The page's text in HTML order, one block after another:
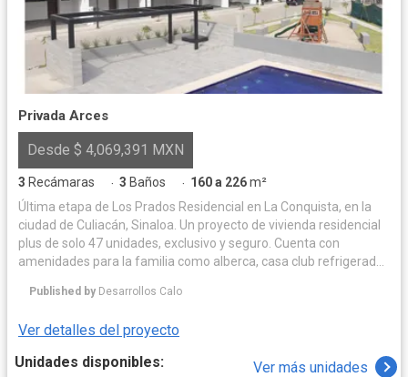
Privada Arces
Desde $ 4,069,391 MXN
3 Recámaras · 3 Baños · 160 a 226m²
Última etapa de Los Prados Residencial en La Conquista, en la
ciudad de Culiacán, Sinaloa. Un proyecto de vivienda residencial
plus de solo 47 unidades, exclusivo y seguro. Cuenta con
amenidades para la familia como alberca, casa club refrigerada,
populares plazas comerciales, escuelas y supermercados.
Published by Desarrollos Calo
Ver detalles del proyecto
Unidades disponibles:
Ver más unidades